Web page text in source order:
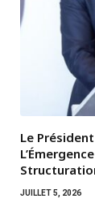
Le
JUILLET 5, 2026